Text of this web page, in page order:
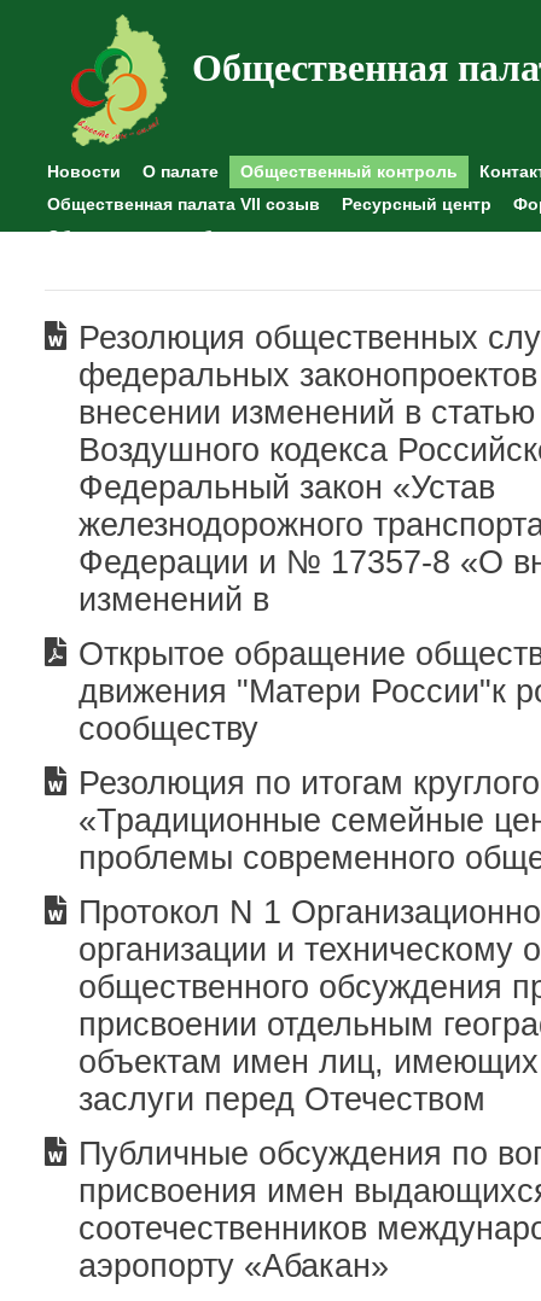
Общественная
Новости О палате Общественный контроль
Общественная палата VII созыв
Ресурсный центр
Общественные наблюдения
Резолюция общественных
федеральных
внесении изменений в
Воздушного кодекса
Федеральный закон «Устав
железнодорожного
Федерации и № 17357-8 «О
изменений в
Открытое обращение
движения "Матери России"к
сообществу
Резолюция по итогам
«Традиционные семейные
проблемы современного
Протокол N 1
организации и техническому
общественного обсуждения
присвоении отдельным
объектам имен лиц,
заслуги перед Отечеством
Публичные обсуждения по
присвоения имен
соотечественников
аэропорту «Абакан»